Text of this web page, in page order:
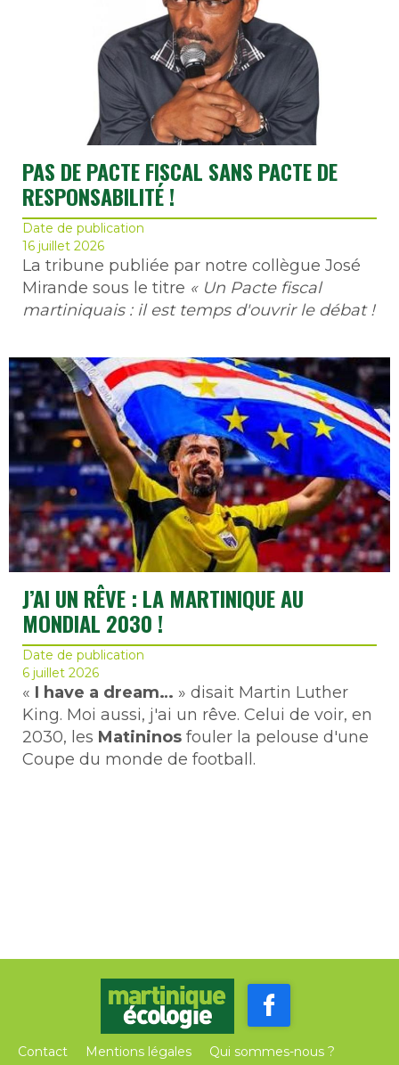
PAS DE PACTE FISCAL SANS PACTE DE
RESPONSABILITÉ !
Date de publication
16 juillet 2026
La tribune publiée par notre collègue José
Mirande sous le titre « Un Pacte fiscal
martiniquais : il est temps d'ouvrir le débat !
J’AI UN RÊVE : LA MARTINIQUE AU
MONDIAL 2030 !
Date de publication
6 juillet 2026
« I have a dream… » disait Martin Luther
King. Moi aussi, j'ai un rêve. Celui de voir, en
2030, les Matininos fouler la pelouse d'une
Coupe du monde de football.
Contact Mentions légales Qui sommes-nous ?